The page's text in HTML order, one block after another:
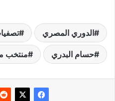
الدوري المصري
حسام البدري منتخب